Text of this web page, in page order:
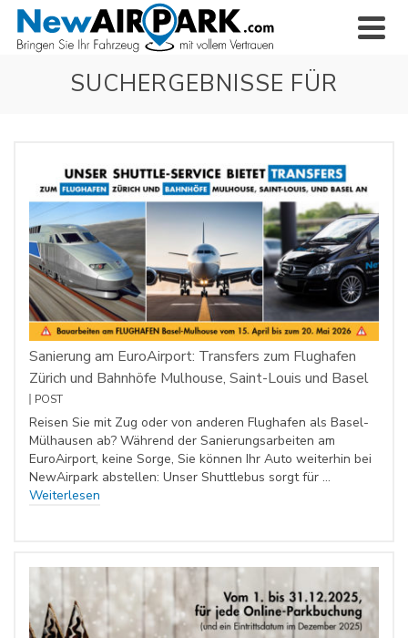
SUCHERGEBNISSE FÜR
Sanierung am EuroAirport: Transfers zum Flughafen
Zürich und Bahnhöfe Mulhouse, Saint-Louis und Basel
POST
Reisen Sie mit Zug oder von anderen Flughafen als Basel-
Mülhausen ab? Während der Sanierungsarbeiten am
EuroAirport, keine Sorge, Sie können Ihr Auto weiterhin bei
NewAirpark abstellen: Unser Shuttlebus sorgt für …
Weiterlesen